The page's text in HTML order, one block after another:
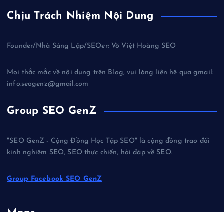
Chịu Trách Nhiệm Nội Dung
Founder/Nhà Sáng Lập/SEOer: Võ Việt Hoàng SEO
Mọi thắc mắc về nội dung trên Blog, vui lòng liên hệ qua gmail:
info.seogenz@gmail.com
Group SEO GenZ
"SEO GenZ - Cộng Đồng Học Tập SEO" là cộng đồng trao đổi
kinh nghiệm SEO, SEO thực chiến, hỏi đáp về SEO.
Group Facebook SEO GenZ